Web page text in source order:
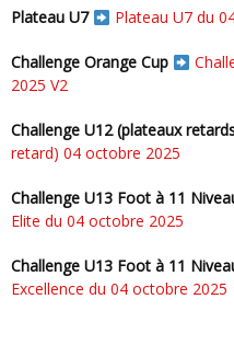
Plateau U7 Plateau U7 du
Challenge Orange Cup
2025 V2
Challenge U12 (plateaux
retard) 04 octobre 2025
Challenge U13 Foot à 11
Elite du 04 octobre 2025
Challenge U13 Foot à 11
Excellence du 04 octobre 2025